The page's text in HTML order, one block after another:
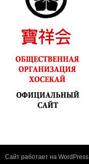
Сайт работает на WordPress